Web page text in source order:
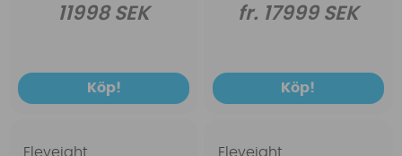
11998 SEK
Köp!
fr. 17999 SEK
Köp!
Eleveight Eleveight